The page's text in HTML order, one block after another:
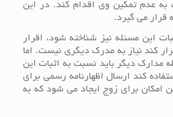
عدم تمکین وی اقدام کند. در این
قرار می گیرد.
این مسئله نیز شناخته شود، اقرار
کند نیاز به مدرک دیگری نیست. اما
دیگر باید نسبت به اثبات این
کند ارسال اظهارنامه رسمی برای
برای زوج ایجاد می شود که به